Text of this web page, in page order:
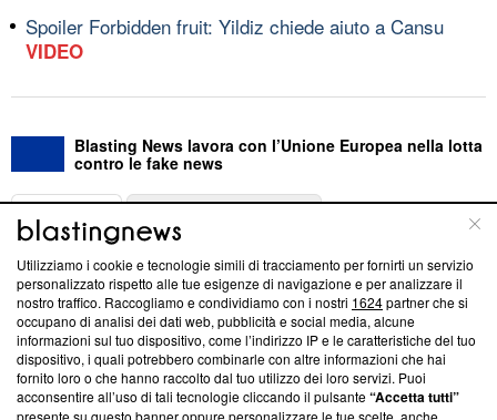
Spoiler Forbidden fruit: Yildiz chiede aiuto a Cansu
VIDEO
Blasting News lavora con l’Unione Europea nella lotta
contro le fake news
ABOUT
Questa sezione offre informazioni trasparenti su Blasting
News, sui nostri processi editoriali e su come ci impegniamo a
creare news di qualità. Inoltre, afferma la nostra aderenza a
‘Trust Project - News with Integrity’Blasting News non è
ancora membro del programma, ma ha richiesto di farne
parte; Trust Project non ha ancora effettuato una verifica di
Utilizziamo i cookie e tecnologie simili di tracciamento per fornirti un servizio
personalizzato rispetto alle tue esigenze di navigazione e per analizzare il
nostro traffico. Raccogliamo e condividiamo con i nostri 1624partner che si
occupano di analisi dei dati web, pubblicità e social media, alcune
informazioni sul tuo dispositivo, come l’indirizzo IP e le caratteristiche del tuo
dispositivo, i quali potrebbero combinarle con altre informazioni che hai
fornito loro o che hanno raccolto dal tuo utilizzo dei loro servizi. Puoi
acconsentire all’uso di tali tecnologie cliccando il pulsante“Accetta tutti”
presente su questo banner oppure personalizzare le tue scelte, anche